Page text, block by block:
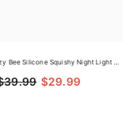
Bee Silicone Squishy Night Light -
$29.99